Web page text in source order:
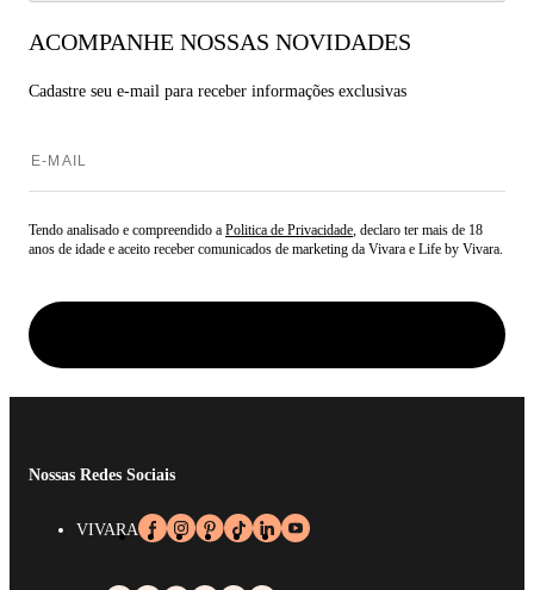
ACOMPANHE NOSSAS NOVIDADES
Cadastre seu e-mail para receber informações exclusivas
Tendo analisado e compreendido a Politica de Privacidade, declaro ter mais de 18
anos de idade e aceito receber comunicados de marketing da Vivara e Life by Vivara.
Nossas Redes Sociais
VIVARA